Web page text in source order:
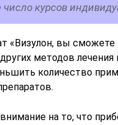
курсов
«Визулон, вы
методов лечения
количество
на то, что